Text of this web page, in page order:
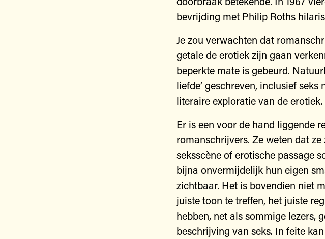
bevrijding met Philip Roths
Je zou verwachten dat
getale de erotiek zijn gaan
beperkte mate is gebeurd.
liefde’ geschreven, inclusief
literaire exploratie van de erotiek.
Er is een voor de hand liggende
romanschrijvers. Ze weten dat
seksscène of erotische passage
bijna onvermijdelijk hun eigen
zichtbaar. Het is bovendien niet
juiste toon te treffen, het juiste
hebben, net als sommige lezers,
beschrijving van seks. In feite